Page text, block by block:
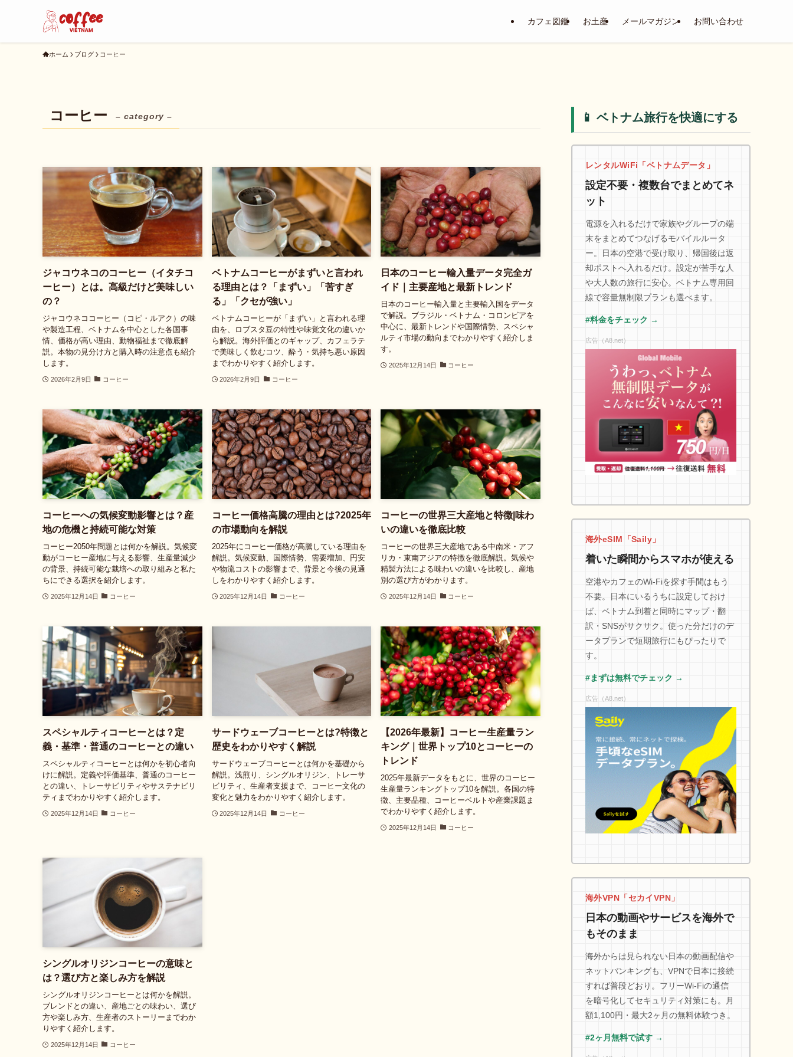
カフェ図鑑 お土産 メールマガジン お問い合わせ
ホーム ブログ コーヒー
コーヒー – category –
ジャコウネコのコーヒー（イタチコ
ーヒー）とは。高級だけど美味しい
の？
ジャコウネココーヒー（コピ・ルアク）の味
や製造工程、ベトナムを中心とした各国事
情、価格が高い理由、動物福祉まで徹底解
説。本物の見分け方と購入時の注意点も紹介
します。
2026年2月9日 コーヒー
ベトナムコーヒーがまずいと言われ
る理由とは？「まずい」「苦すぎ
る」「クセが強い」
ベトナムコーヒーが「まずい」と言われる理
由を、ロブスタ豆の特性や味覚文化の違いか
ら解説。海外評価とのギャップ、カフェラテ
で美味しく飲むコツ、酔う・気持ち悪い原因
までわかりやすく紹介します。
2026年2月9日 コーヒー
日本のコーヒー輸入量データ完全ガ
イド｜主要産地と最新トレンド
日本のコーヒー輸入量と主要輸入国をデータ
で解説。ブラジル・ベトナム・コロンビアを
中心に、最新トレンドや国際情勢、スペシャ
ルティ市場の動向までわかりやすく紹介しま
す。
2025年12月14日 コーヒー
コーヒーへの気候変動影響とは？産
地の危機と持続可能な対策
コーヒー2050年問題とは何かを解説。気候変
動がコーヒー産地に与える影響、生産量減少
の背景、持続可能な栽培への取り組みと私た
ちにできる選択を紹介します。
2025年12月14日 コーヒー
コーヒー価格高騰の理由とは?2025年
の市場動向を解説
2025年にコーヒー価格が高騰している理由を
解説。気候変動、国際情勢、需要増加、円安
や物流コストの影響まで、背景と今後の見通
しをわかりやすく紹介します。
2025年12月14日 コーヒー
コーヒーの世界三大産地と特徴|味わ
いの違いを徹底比較
コーヒーの世界三大産地である中南米・アフ
リカ・東南アジアの特徴を徹底解説。気候や
精製方法による味わいの違いを比較し、産地
別の選び方がわかります。
2025年12月14日 コーヒー
スペシャルティコーヒーとは？定
義・基準・普通のコーヒーとの違い
スペシャルティコーヒーとは何かを初心者向
けに解説。定義や評価基準、普通のコーヒー
との違い、トレーサビリティやサステナビリ
ティまでわかりやすく紹介します。
2025年12月14日 コーヒー
サードウェーブコーヒーとは?特徴と
歴史をわかりやすく解説
サードウェーブコーヒーとは何かを基礎から
解説。浅煎り、シングルオリジン、トレーサ
ビリティ、生産者支援まで、コーヒー文化の
変化と魅力をわかりやすく紹介します。
2025年12月14日 コーヒー
【2026年最新】コーヒー生産量ラン
キング｜世界トップ10とコーヒーの
トレンド
2025年最新データをもとに、世界のコーヒー
生産量ランキングトップ10を解説。各国の特
徴、主要品種、コーヒーベルトや産業課題ま
でわかりやすく紹介します。
2025年12月14日 コーヒー
シングルオリジンコーヒーの意味と
は？選び方と楽しみ方を解説
シングルオリジンコーヒーとは何かを解説。
ブレンドとの違い、産地ごとの味わい、選び
方や楽しみ方、生産者のストーリーまでわか
りやすく紹介します。
2025年12月14日 コーヒー
📱 ベトナム旅行を快適にする
レンタルWiFi「ベトナムデータ」
設定不要・複数台でまとめてネ
ット
電源を入れるだけで家族やグループの端
末をまとめてつなげるモバイルルータ
ー。日本の空港で受け取り、帰国後は返
却ポストへ入れるだけ。設定が苦手な人
や大人数の旅行に安心。ベトナム専用回
線で容量無制限プランも選べます。
#料金をチェック →
広告（A8.net）
海外eSIM「Saily」
着いた瞬間からスマホが使える
空港やカフェのWi-Fiを探す手間はもう
不要。日本にいるうちに設定しておけ
ば、ベトナム到着と同時にマップ・翻
訳・SNSがサクサク。使った分だけのデ
ータプランで短期旅行にもぴったりで
す。
#まずは無料でチェック →
広告（A8.net）
海外VPN「セカイVPN」
日本の動画やサービスを海外で
もそのまま
海外からは見られない日本の動画配信や
ネットバンキングも、VPNで日本に接続
すれば普段どおり。フリーWi-Fiの通信
を暗号化してセキュリティ対策にも。月
額1,100円・最大2ヶ月の無料体験つき。
#2ヶ月無料で試す →